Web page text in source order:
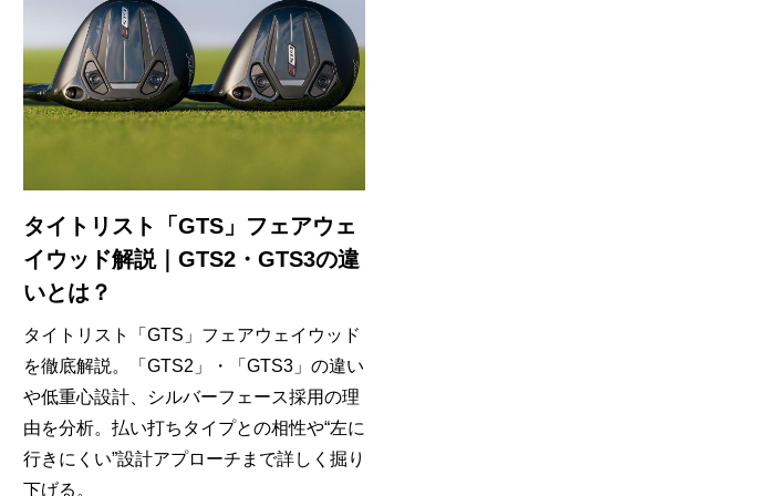
タイトリスト「GTS」フェアウェ
イウッド解説｜GTS2・GTS3の違
いとは？
タイトリスト「GTS」フェアウェイウッド
を徹底解説。「GTS2」・「GTS3」の違い
や低重心設計、シルバーフェース採用の理
由を分析。払い打ちタイプとの相性や“左に
行きにくい”設計アプローチまで詳しく掘り
下げる。